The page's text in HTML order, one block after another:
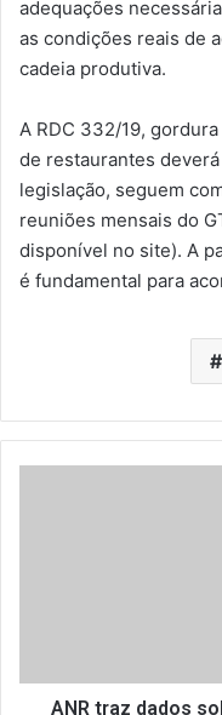
adequações
as condições reais de
cadeia produtiva.
A RDC 332/19,
de restaurantes
legislação, seguem
reuniões mensais do
disponível no site). A
é fundamental para
a
ANR traz dados